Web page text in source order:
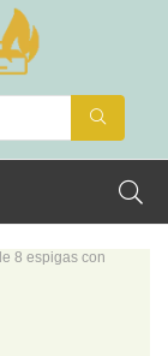
8 espigas con